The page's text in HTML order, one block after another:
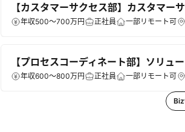
【カスタマーサクセス部】カスタマー
年収500～700万円 正社員 一部リモート可
【プロセスコーディネート部】ソリュ
年収600～800万円 正社員 一部リモート可